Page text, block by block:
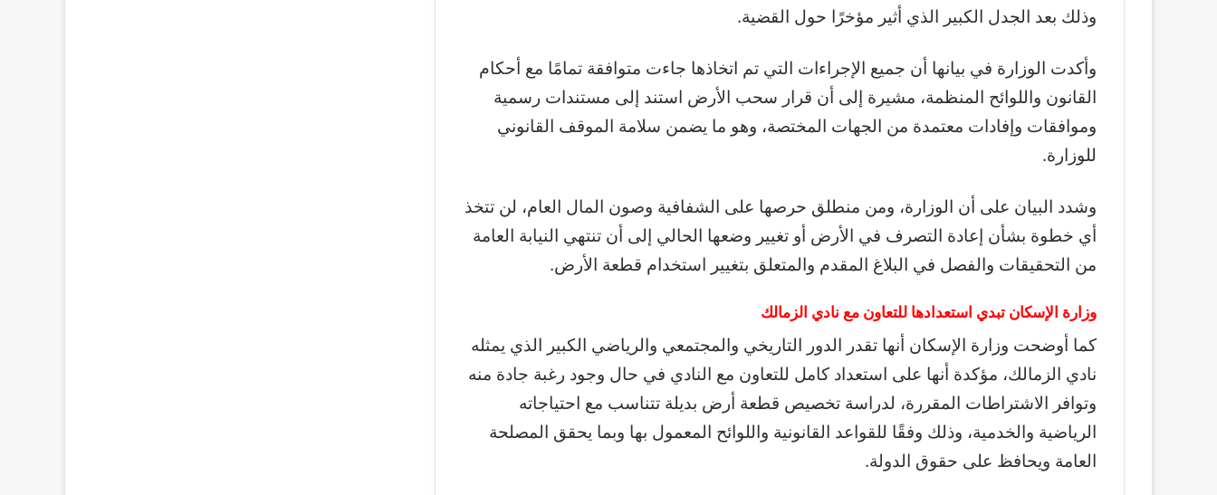
وذلك بعد الجدل الكبير الذي أثير مؤخرًا حول القضية.
وأكدت الوزارة في بيانها أن جميع الإجراءات التي تم اتخاذها جاءت متوافقة تمامًا مع أحكام
القانون واللوائح المنظمة، مشيرة إلى أن قرار سحب الأرض استند إلى مستندات رسمية
وموافقات وإفادات معتمدة من الجهات المختصة، وهو ما يضمن سلامة الموقف القانوني
للوزارة.
وشدد البيان على أن الوزارة، ومن منطلق حرصها على الشفافية وصون المال العام، لن تتخذ
أي خطوة بشأن إعادة التصرف في الأرض أو تغيير وضعها الحالي إلى أن تنتهي النيابة العامة
من التحقيقات والفصل في البلاغ المقدم والمتعلق بتغيير استخدام قطعة الأرض.
وزارة الإسكان تبدي استعدادها للتعاون مع نادي الزمالك
كما أوضحت وزارة الإسكان أنها تقدر الدور التاريخي والمجتمعي والرياضي الكبير الذي يمثله
نادي الزمالك، مؤكدة أنها على استعداد كامل للتعاون مع النادي في حال وجود رغبة جادة منه
وتوافر الاشتراطات المقررة، لدراسة تخصيص قطعة أرض بديلة تتناسب مع احتياجاته
الرياضية والخدمية، وذلك وفقًا للقواعد القانونية واللوائح المعمول بها وبما يحقق المصلحة
العامة ويحافظ على حقوق الدولة.